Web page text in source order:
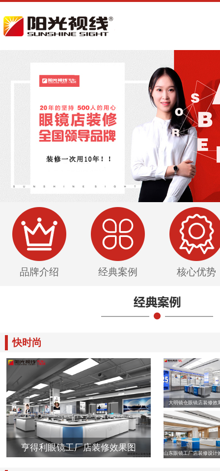
品牌介绍 经典案例 核心优势
快时尚
亨得利眼镜工厂店装修效果图
大明镜仓眼镜店装修效
山东眼镜工厂店装修设计